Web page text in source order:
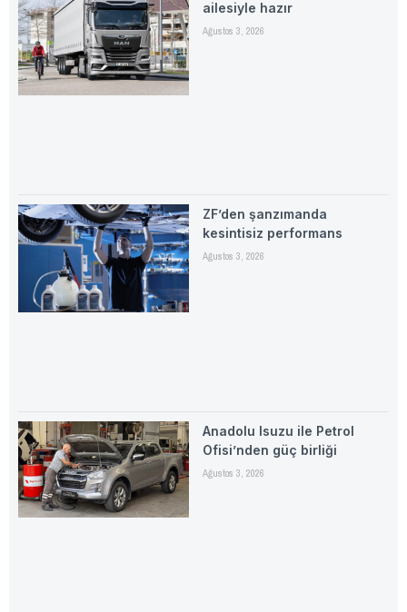
ailesiyle hazır
Ağustos 3, 2026
ZF’den şanzımanda
kesintisiz performans
Ağustos 3, 2026
Anadolu Isuzu ile Petrol
Ofisi’nden güç birliği
Ağustos 3, 2026